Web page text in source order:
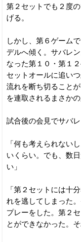
第２セットでも２度
げる。
しかし、第６ゲーム
デルへ傾く。サバレ
なった第１０・第１
セットオールに追い
流れを断ち切ること
を連取されるまさか
試合後の会見でサバ
「何も考えられない
いくらい。でも、数
い」
「第２セットには十
れを逃してしまった
プレーをした。第２
とができなかった。